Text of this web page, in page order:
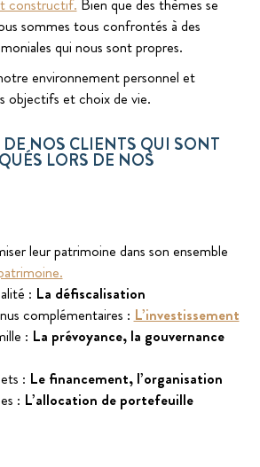
constructif.Bien que des thèmes se
sommes tous confrontés à des
qui nous sont propres.
environnement personnel et
objectifs et choix de vie.
DE NOS CLIENTS QUI SONT
LORS DE NOS
leur patrimoine dans son ensemble
: La défiscalisation
complémentaires :L’investissement
: La prévoyance, la gouvernance
: Le financement, l’organisation
: L’allocation de portefeuille